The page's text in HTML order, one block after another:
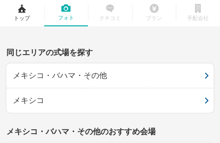
トップ フォト クチコミ プラン 手配会社
同じエリアの式場を探す
メキシコ・バハマ・その他
メキシコ
メキシコ・バハマ・その他のおすすめ会場